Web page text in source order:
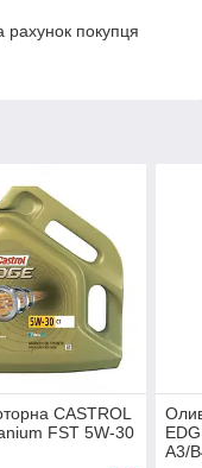
рахунок покупця
CASTROL
FST 5W-30
A3/